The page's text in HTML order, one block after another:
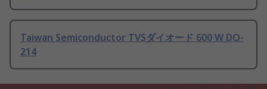
Taiwan Semiconductor TVSダイオード 600 W DO-
214